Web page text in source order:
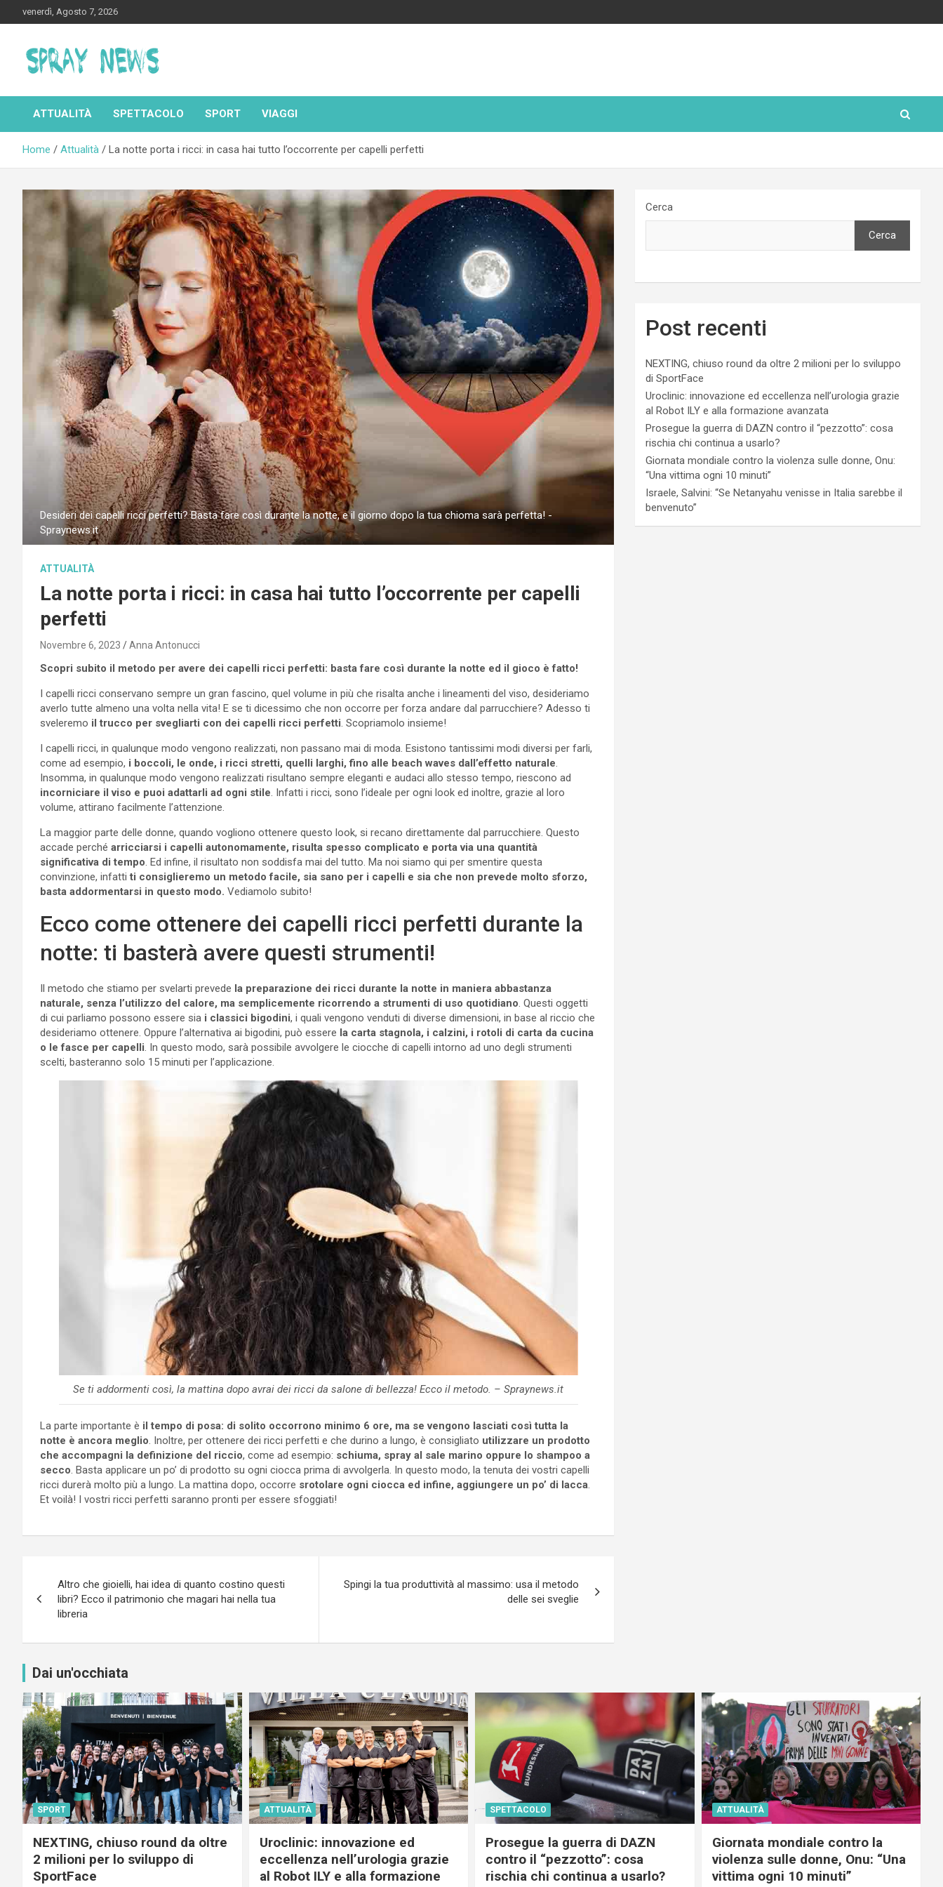
to
venerdì, Agosto 7, 2026
Spraynews.it
ATTUALITÀ SPETTACOLO SPORT VIAGGI
Home Attualità La notte porta i ricci: in casa hai tutto l’occorrente per capelli perfetti
Desideri dei capelli ricci perfetti? Basta fare così durante la notte, e il giorno dopo la tua chioma sarà perfetta! -
Spraynews.it
ATTUALITÀ
La notte porta i ricci: in casa hai tutto l’occorrente per capelli
perfetti
Novembre 6, 2023 Anna Antonucci
Scopri subito il metodo per avere dei capelli ricci perfetti: basta fare così durante la notte ed il gioco è fatto!
I capelli ricci conservano sempre un gran fascino, quel volume in più che risalta anche i lineamenti del viso, desideriamo
averlo tutte almeno una volta nella vita! E se ti dicessimo che non occorre per forza andare dal parrucchiere? Adesso ti
sveleremo il trucco per svegliarti con dei capelli ricci perfetti . Scopriamolo insieme!
I capelli ricci, in qualunque modo vengono realizzati, non passano mai di moda. Esistono tantissimi modi diversi per farli,
come ad esempio, i boccoli, le onde, i ricci stretti, quelli larghi, fino alle beach waves dall’effetto naturale
Insomma, in qualunque modo vengono realizzati risultano sempre eleganti e audaci allo stesso tempo, riescono ad
incorniciare il viso e puoi adattarli ad ogni stile . Infatti i ricci, sono l’ideale per ogni look ed inoltre, grazie al loro
volume, attirano facilmente l’attenzione.
La maggior parte delle donne, quando vogliono ottenere questo look, si recano direttamente dal parrucchiere. Questo
accade perché arricciarsi i capelli autonomamente, risulta spesso complicato e porta via una quantità
significativa di tempo . Ed infine, il risultato non soddisfa mai del tutto. Ma noi siamo qui per smentire questa
convinzione, infattiti consiglieremo un metodo facile, sia sano per i capelli e sia che non prevede molto sforzo,
basta addormentarsi in questo modo. Vediamolo subito!
Ecco come ottenere dei capelli ricci perfetti durante la
notte: ti basterà avere questi strumenti!
Il metodo che stiamo per svelarti prevede la preparazione dei ricci durante la notte in maniera abbastanza
naturale, senza l’utilizzo del calore, ma semplicemente ricorrendo a strumenti di uso quotidiano . Questi oggetti
di cui parliamo possono essere sia i classici bigodini, i quali vengono venduti di diverse dimensioni, in base al riccio che
desideriamo ottenere. Oppure l’alternativa ai bigodini, può essere la carta stagnola, i calzini, i rotoli di carta da cucina
o le fasce per capelli . In questo modo, sarà possibile avvolgere le ciocche di capelli intorno ad uno degli strumenti
scelti, basteranno solo 15 minuti per l’applicazione.
Se ti addormenti così, la mattina dopo avrai dei ricci da salone di bellezza! Ecco il metodo. – Spraynews.it
La parte importante è il tempo di posa: di solito occorrono minimo 6 ore, ma se vengono lasciati così tutta la
notte è ancora meglio . Inoltre, per ottenere dei ricci perfetti e che durino a lungo, è consigliato utilizzare un prodotto
che accompagni la definizione del riccio, come ad esempio: schiuma, spray al sale marino oppure lo shampoo a
secco . Basta applicare un po’ di prodotto su ogni ciocca prima di avvolgerla. In questo modo, la tenuta dei vostri capelli
ricci durerà molto più a lungo. La mattina dopo, occorre srotolare ogni ciocca ed infine, aggiungere un po’ di lacca
Et voilà! I vostri ricci perfetti saranno pronti per essere sfoggiati!
articoli
Altro che gioielli, hai idea di quanto costino questi
libri? Ecco il patrimonio che magari hai nella tua
libreria
Spingi la tua produttività al massimo: usa il metodo
delle sei sveglie
Cerca
Cerca
Post recenti
NEXTING, chiuso round da oltre 2 milioni per lo sviluppo
di SportFace
Uroclinic: innovazione ed eccellenza nell’urologia grazie
al Robot ILY e alla formazione avanzata
Prosegue la guerra di DAZN contro il “pezzotto”: cosa
rischia chi continua a usarlo?
Giornata mondiale contro la violenza sulle donne, Onu:
“Una vittima ogni 10 minuti”
Israele, Salvini: “Se Netanyahu venisse in Italia sarebbe il
benvenuto”
Dai un'occhiata
SPORT
NEXTING, chiuso round da oltre
2 milioni per lo sviluppo di
SportFace
ATTUALITÀ
Uroclinic: innovazione ed
eccellenza nell’urologia grazie
al Robot ILY e alla formazione
SPETTACOLO
Prosegue la guerra di DAZN
contro il “pezzotto”: cosa
rischia chi continua a usarlo?
ATTUALITÀ
Giornata mondiale contro la
violenza sulle donne, Onu: “Una
vittima ogni 10 minuti”